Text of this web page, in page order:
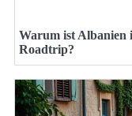
Warum ist Albanien
Roadtrip?